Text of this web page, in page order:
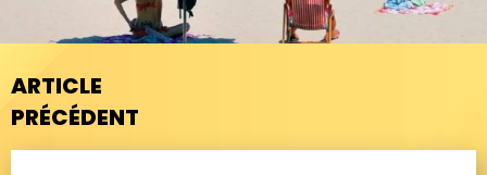
ARTICLE
PRÉCÉDENT